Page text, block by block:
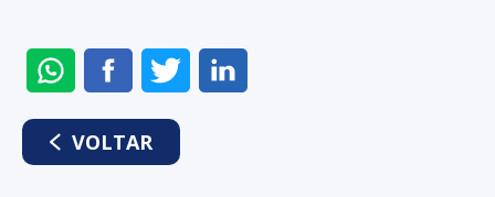
ENVIAR
NO
WHATSAPP
COMPARTILHAR
NO
FACEBOOK
COMPARTILHAR
NO
VOLTAR